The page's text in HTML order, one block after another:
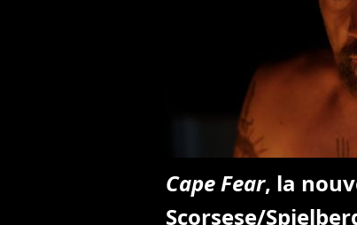
Cape Fear, la
Scorsese/